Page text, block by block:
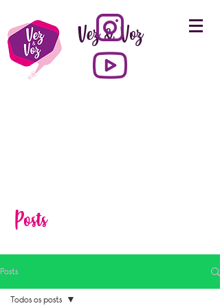
Vez & Voz
Posts
Posts
Todos os posts